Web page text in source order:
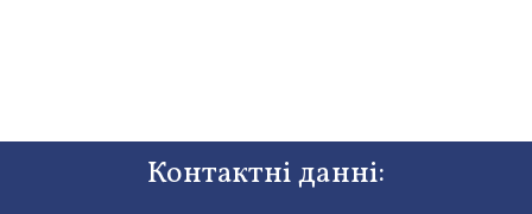
Контактні данні: